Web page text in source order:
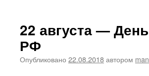
22 августа —
РФ
Опубликовано 22.08.2018автором